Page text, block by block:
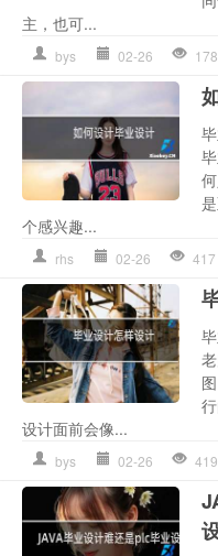
主，也可...
bys 02-26 178
个感兴趣...
rhs 02-26 417
设计面前会像...
bys 02-26 419